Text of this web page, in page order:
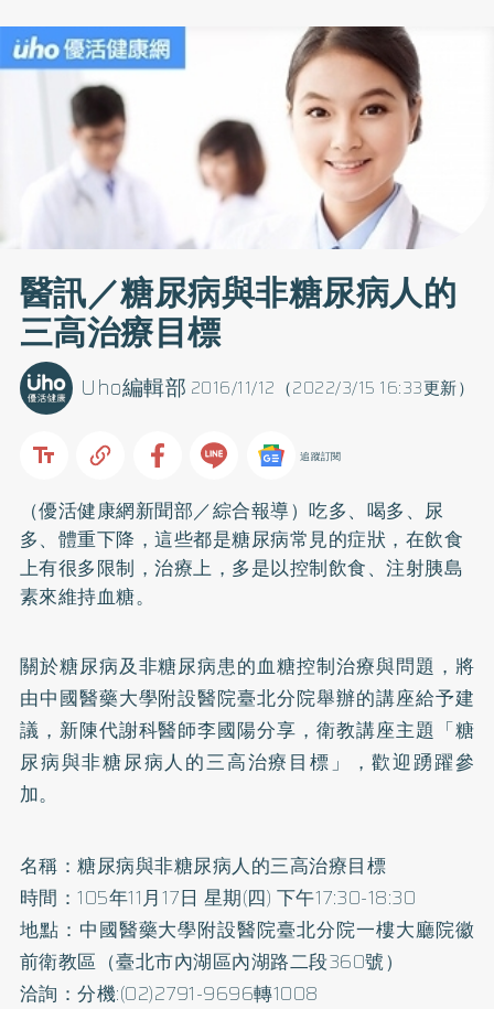
醫訊／糖尿病與非糖尿病人的
三高治療目標
2016/11/12（2022/3/15 16:33更新）
Uho編輯部
追蹤訂閱
（優活健康網新聞部／綜合報導）吃多、喝多、尿
多、體重下降，這些都是糖尿病常見的症狀，在飲食
上有很多限制，治療上，多是以控制飲食、注射胰島
素來維持血糖。
關於糖尿病及非糖尿病患的血糖控制治療與問題，將
由中國醫藥大學附設醫院臺北分院舉辦的講座給予建
議，新陳代謝科醫師李國陽分享，衛教講座主題「糖
尿病與非糖尿病人的三高治療目標」，歡迎踴躍參
加。
名稱：糖尿病與非糖尿病人的三高治療目標
時間：105年11月17日 星期(四) 下午17:30-18:30
地點：中國醫藥大學附設醫院臺北分院一樓大廳院徽
前衛教區（臺北市內湖區內湖路二段360號）
洽詢：分機:(02)2791-9696轉1008